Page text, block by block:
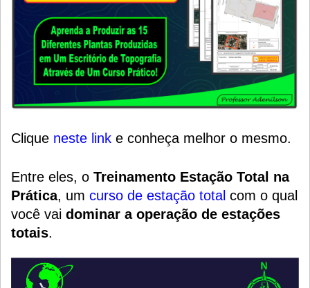
Clique neste link e conheça melhor o mesmo.
Entre eles, o Treinamento Estação Total na
Prática, um curso de estação total com o qual
você vai dominar a operação de estações
totais.